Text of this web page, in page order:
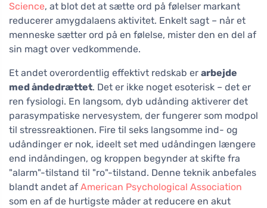
Science, at blot det at sætte ord på følelser markant
reducerer amygdalaens aktivitet. Enkelt sagt – når et
menneske sætter ord på en følelse, mister den en del af
sin magt over vedkommende.
Et andet overordentlig effektivt redskab er arbejde
med åndedrættet. Det er ikke noget esoterisk – det er
ren fysiologi. En langsom, dyb udånding aktiverer det
parasympatiske nervesystem, der fungerer som modpol
til stressreaktionen. Fire til seks langsomme ind- og
udåndinger er nok, ideelt set med udåndingen længere
end indåndingen, og kroppen begynder at skifte fra
"alarm"-tilstand til "ro"-tilstand. Denne teknik anbefales
blandt andet af American Psychological Association
som en af de hurtigste måder at reducere en akut